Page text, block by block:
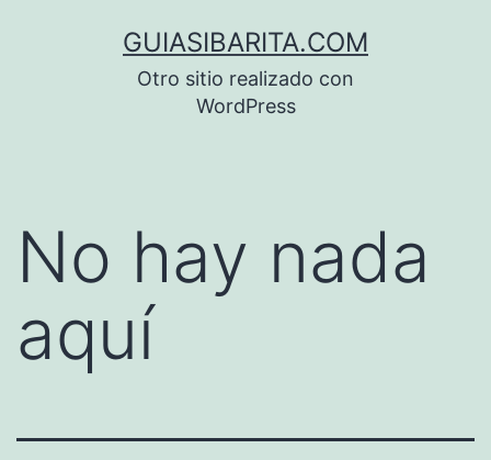
GUIASIBARITA.COM
Otro sitio realizado con
WordPress
No hay nada
aquí